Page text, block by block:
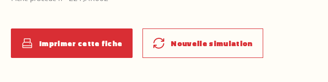
Imprimer cette fiche Nouvelle simulation